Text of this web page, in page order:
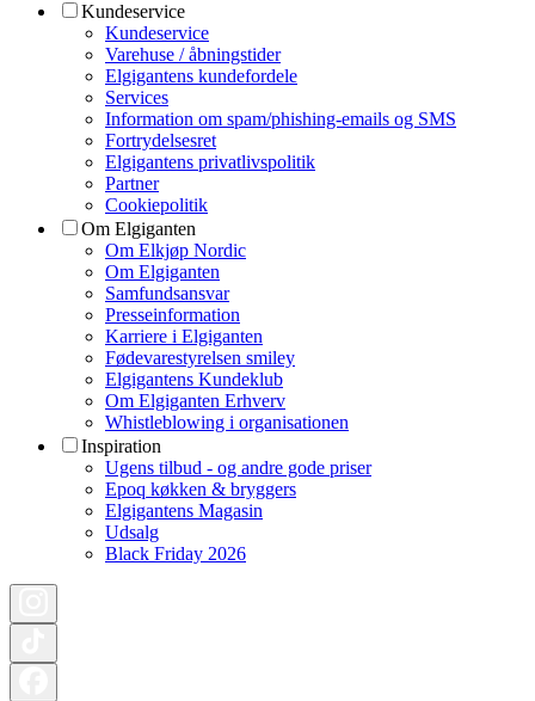
Kundeservice
Kundeservice
Varehuse / åbningstider
Elgigantens kundefordele
Services
Information om spam/phishing-emails og SMS
Fortrydelsesret
Elgigantens privatlivspolitik
Partner
Cookiepolitik
Om Elgiganten
Om Elkjøp Nordic
Om Elgiganten
Samfundsansvar
Presseinformation
Karriere i Elgiganten
Fødevarestyrelsen smiley
Elgigantens Kundeklub
Om Elgiganten Erhverv
Whistleblowing i organisationen
Inspiration
Ugens tilbud - og andre gode priser
Epoq køkken & bryggers
Elgigantens Magasin
Udsalg
Black Friday 2026